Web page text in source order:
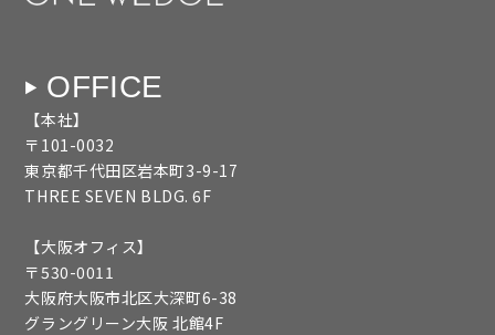
OFFICE
【本社】
〒101-0032
東京都千代田区岩本町3-9-17
THREE SEVEN BLDG. 6F
【大阪オフィス】
〒530-0011
大阪府大阪市北区大深町6-38
グラングリーン大阪 北館4F